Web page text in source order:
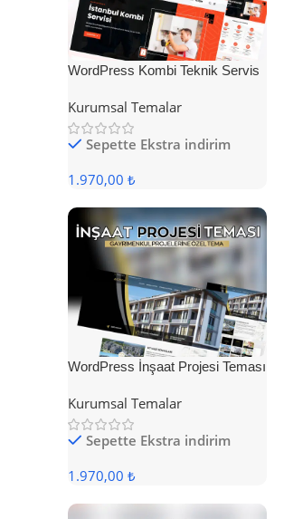
WordPress Kombi Teknik Servis
Kurumsal Temalar
Sepette Ekstra indirim
1.970,00 ₺
WordPress İnşaat Projesi Teması
Kurumsal Temalar
Sepette Ekstra indirim
1.970,00 ₺